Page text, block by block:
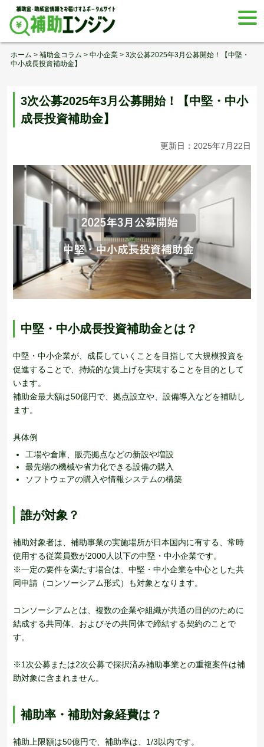
Skip
content
ホーム > 補助金コラム > 中小企業 > 3次公募2025年3月公募開始！【中堅・
中小成長投資補助金】
3次公募2025年3月公募開始！【中堅・中小
成長投資補助金】
更新日：2025年7月22日
中堅・中小成長投資補助金とは？
中堅・中小企業が、成長していくことを目指して大規模投資を
促進することで、持続的な賃上げを実現することを目的として
います。
補助金最大額は50億円で、拠点設立や、設備導入などを補助し
ます。
具体例
工場や倉庫、販売拠点などの新設や増設
最先端の機械や省力化できる設備の購入
ソフトウェアの購入や情報システムの構築
誰が対象？
補助対象者は、補助事業の実施場所が日本国内に有する、常時
使用する従業員数が2000人以下の中堅・中小企業です。
※一定の要件を満たす場合は、中堅・中小企業を中心とした共
同申請（コンソーシアム形式）も対象となります。
コンソーシアムとは、複数の企業や組織が共通の目的のために
結成する共同体、およびその共同体で締結する契約のことで
す。
※1次公募または2次公募で採択済み補助事業との重複案件は補
助対象に含まれません。
補助率・補助対象経費は？
補助上限額は50億円で、補助率は、1/3以内です。